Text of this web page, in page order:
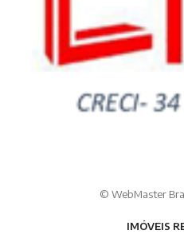
© WebMaster
IMÓVEIS